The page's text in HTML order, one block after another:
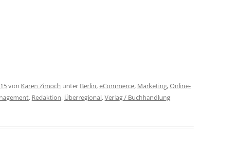
von Karen Zimoch unter Berlin,eCommerce, Marketing,Online-
, Redaktion, Überregional,Verlag / Buchhandlung